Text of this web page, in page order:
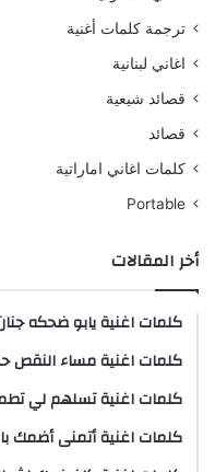
ترجمة كلمات أغنية
اغاني لبنانية
قصائد شيعية
قصائد
كلمات اغاني اماراتية
Portable
أخر المقالات
كلمات اغنية يابو ضحكه
كلمات اغنية مساء النقص
كلمات اغنية تسلهم لي
كلمات اغنية أتمنى أضمك